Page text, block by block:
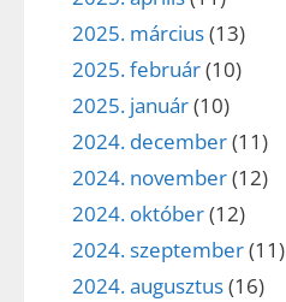
2025. március(13)
2025. február(10)
2025. január(10)
2024. december(11)
2024. november(12)
2024. október(12)
2024. szeptember(11)
2024. augusztus(16)